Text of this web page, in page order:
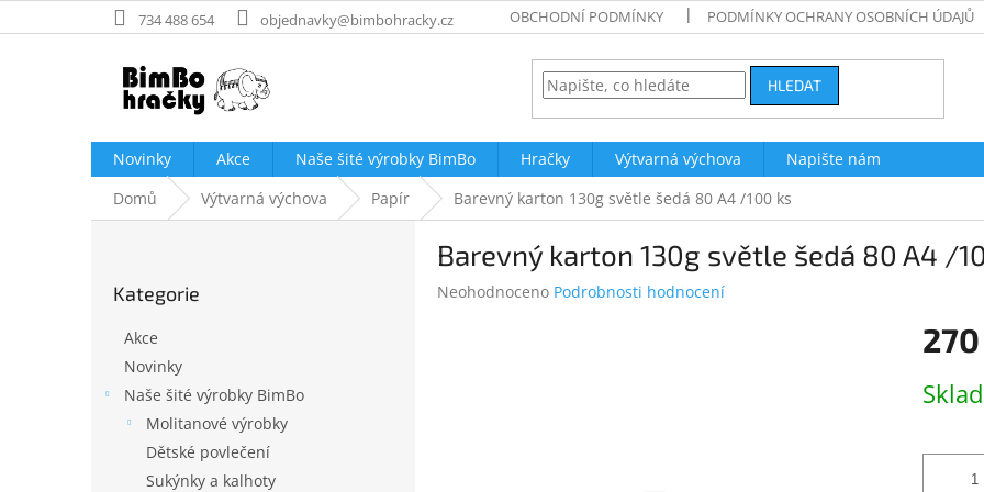
na
734 488 654 objednavky@bimbohracky.cz OBCHODNÍ PODMÍNKY PODMÍNKY OCHRANY OSOBNÍCH ÚDAJŮ
HLEDAT
Novinky Akce Naše šité výrobky BimBo Hračky Výtvarná výchova
Napište nám
Domů
Výtvarná výchova Papír Barevný karton 130g světle šedá 80 A4 /100 ks
kategorie
Kategorie
Akce
Novinky
Naše šité výrobky BimBo
Molitanové výrobky
Dětské povlečení
Sukýnky a kalhoty
Barevný karton 130g světle šedá 80 A4 /
Průměrné
Neohodnoceno Podrobnosti hodnocení
cena: